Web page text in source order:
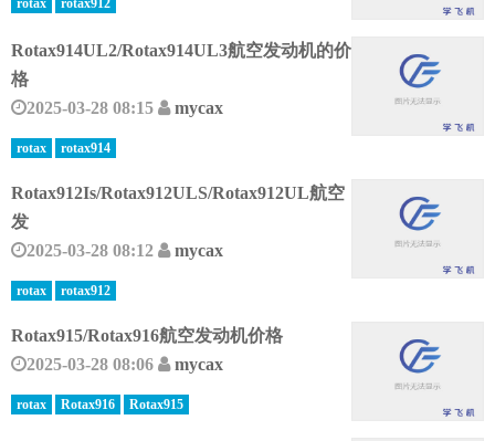
rotax rotax912
Rotax914UL2/Rotax914UL3航空发动机的价
格
2025-03-28 08:15
mycax
rotax rotax914
Rotax912Is/Rotax912ULS/Rotax912UL航空
发
2025-03-28 08:12
mycax
rotax rotax912
​Rotax915/Rotax916航空发动机价格
2025-03-28 08:06
mycax
rotax Rotax916 Rotax915